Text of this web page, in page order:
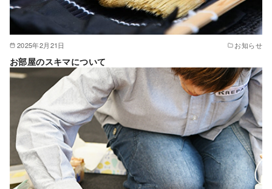
2025年2月21日 お知らせ
お部屋のスキマについて